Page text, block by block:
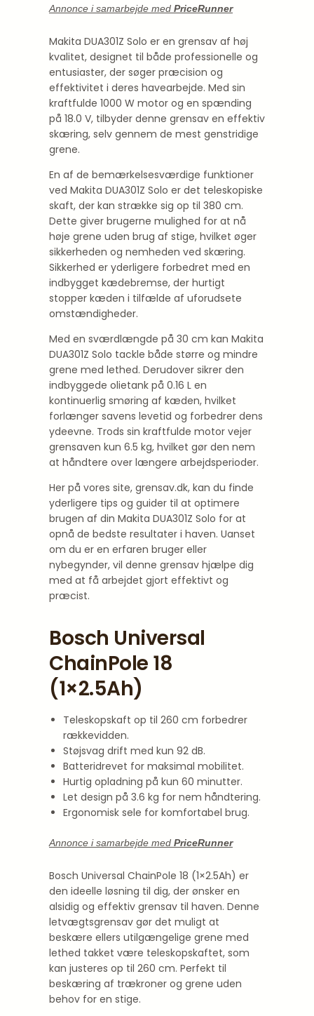
Annonce i samarbejde med PriceRunner
Makita DUA301Z Solo er en grensav af høj
kvalitet, designet til både professionelle og
entusiaster, der søger præcision og
effektivitet i deres havearbejde. Med sin
kraftfulde 1000 W motor og en spænding
på 18.0 V, tilbyder denne grensav en effektiv
skæring, selv gennem de mest genstridige
grene.
En af de bemærkelsesværdige funktioner
ved Makita DUA301Z Solo er det teleskopiske
skaft, der kan strække sig op til 380 cm.
Dette giver brugerne mulighed for at nå
høje grene uden brug af stige, hvilket øger
sikkerheden og nemheden ved skæring.
Sikkerhed er yderligere forbedret med en
indbygget kædebremse, der hurtigt
stopper kæden i tilfælde af uforudsete
omstændigheder.
Med en sværdlængde på 30 cm kan Makita
DUA301Z Solo tackle både større og mindre
grene med lethed. Derudover sikrer den
indbyggede olietank på 0.16 L en
kontinuerlig smøring af kæden, hvilket
forlænger savens levetid og forbedrer dens
ydeevne. Trods sin kraftfulde motor vejer
grensaven kun 6.5 kg, hvilket gør den nem
at håndtere over længere arbejdsperioder.
Her på vores site, grensav.dk, kan du finde
yderligere tips og guider til at optimere
brugen af din Makita DUA301Z Solo for at
opnå de bedste resultater i haven. Uanset
om du er en erfaren bruger eller
nybegynder, vil denne grensav hjælpe dig
med at få arbejdet gjort effektivt og
præcist.
Bosch Universal
ChainPole 18
(1×2.5Ah)
Teleskopskaft op til 260 cm forbedrer
rækkevidden.
Støjsvag drift med kun 92 dB.
Batteridrevet for maksimal mobilitet.
Hurtig opladning på kun 60 minutter.
Let design på 3.6 kg for nem håndtering.
Ergonomisk sele for komfortabel brug.
Annonce i samarbejde med PriceRunner
Bosch Universal ChainPole 18 (1×2.5Ah) er
den ideelle løsning til dig, der ønsker en
alsidig og effektiv grensav til haven. Denne
letvægtsgrensav gør det muligt at
beskære ellers utilgængelige grene med
lethed takket være teleskopskaftet, som
kan justeres op til 260 cm. Perfekt til
beskæring af trækroner og grene uden
behov for en stige.